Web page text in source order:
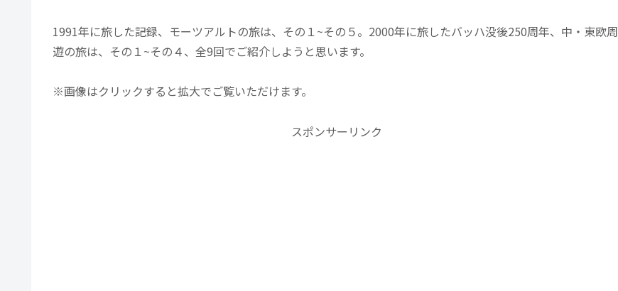
1991年に旅した記録、モーツアルトの旅は、その１~その５。2000年に旅したバッハ没後250周年、中・東欧周
遊の旅は、その１~その４、全9回でご紹介しようと思います。
※画像はクリックすると拡大でご覧いただけます。
スポンサーリンク